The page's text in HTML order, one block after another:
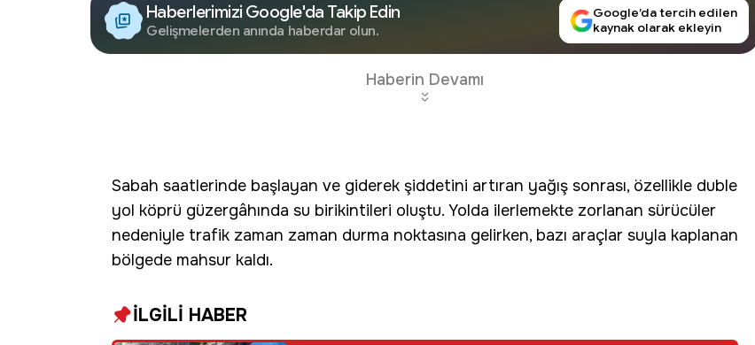
Haberlerimizi Google'da Takip Edin
Gelişmelerden anında haberdar olun.
Google’da tercih edilen
kaynak olarak ekleyin
Haberin Devamı
Sabah saatlerinde başlayan ve giderek şiddetini artıran yağış sonrası, özellikle duble
yol köprü güzergâhında su birikintileri oluştu. Yolda ilerlemekte zorlanan sürücüler
nedeniyle trafik zaman zaman durma noktasına gelirken, bazı araçlar suyla kaplanan
bölgede mahsur kaldı.
İLGİLİ HABER